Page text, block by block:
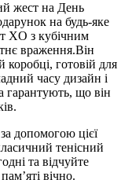
жест на День
на будь-яке
XO з кубічним
враження.Він
коробці, готовій для
часу дизайн і
гарантують, що він
допомогою цієї
тенісний
та відчуйте
вічно.